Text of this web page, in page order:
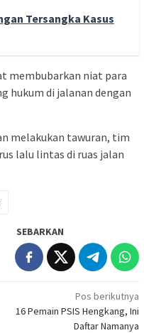
Tersangka Kasus
membubarkan niat para
hukum di jalanan dengan
melakukan tawuran, tim
lalu lintas di ruas jalan
SEBARKAN
Pos berikutnya
16 Pemain PSIS Hengkang, Ini
Daftar Namanya